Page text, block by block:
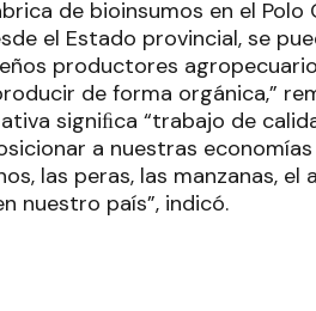
de bioinsumos en el
el Estado provincial, se
productores
de forma orgánica,”
signiﬁca “trabajo de
a nuestras
las peras, las manzanas,
nuestro país”, indicó.